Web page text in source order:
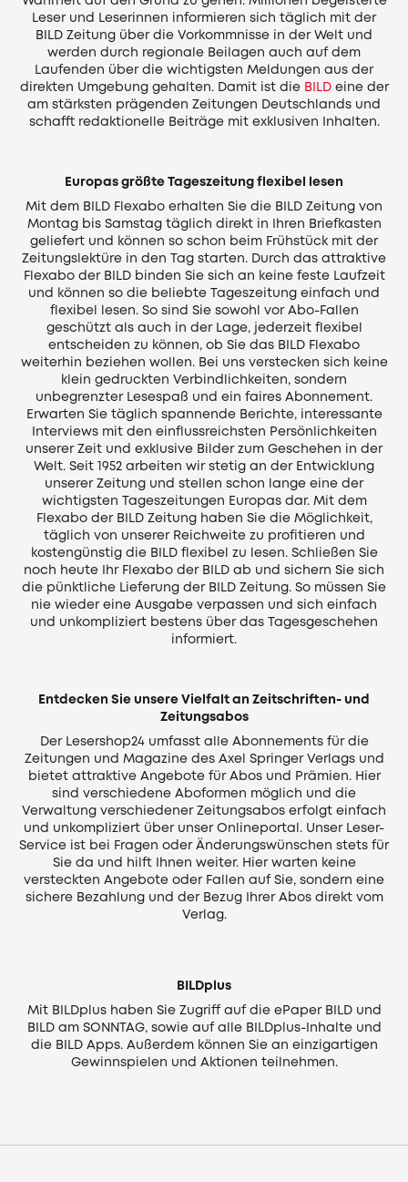
Leser und Leserinnen informieren sich täglich mit der
BILD Zeitung über die Vorkommnisse in der Welt und
werden durch regionale Beilagen auch auf dem
Laufenden über die wichtigsten Meldungen aus der
direkten Umgebung gehalten. Damit ist die BILDeine der
am stärksten prägenden Zeitungen Deutschlands und
schafft redaktionelle Beiträge mit exklusiven Inhalten.
Europas größte Tageszeitung flexibel lesen
Mit dem BILD Flexabo erhalten Sie die BILD Zeitung von
Montag bis Samstag täglich direkt in Ihren Briefkasten
geliefert und können so schon beim Frühstück mit der
Zeitungslektüre in den Tag starten. Durch das attraktive
Flexabo der BILD binden Sie sich an keine feste Laufzeit
und können so die beliebte Tageszeitung einfach und
flexibel lesen. So sind Sie sowohl vor Abo-Fallen
geschützt als auch in der Lage, jederzeit flexibel
entscheiden zu können, ob Sie das BILD Flexabo
weiterhin beziehen wollen. Bei uns verstecken sich keine
klein gedruckten Verbindlichkeiten, sondern
unbegrenzter Lesespaß und ein faires Abonnement.
Erwarten Sie täglich spannende Berichte, interessante
Interviews mit den einflussreichsten Persönlichkeiten
unserer Zeit und exklusive Bilder zum Geschehen in der
Welt. Seit 1952 arbeiten wir stetig an der Entwicklung
unserer Zeitung und stellen schon lange eine der
wichtigsten Tageszeitungen Europas dar. Mit dem
Flexabo der BILD Zeitung haben Sie die Möglichkeit,
täglich von unserer Reichweite zu profitieren und
kostengünstig die BILD flexibel zu lesen. Schließen Sie
noch heute Ihr Flexabo der BILD ab und sichern Sie sich
die pünktliche Lieferung der BILD Zeitung. So müssen Sie
nie wieder eine Ausgabe verpassen und sich einfach
und unkompliziert bestens über das Tagesgeschehen
informiert.
Entdecken Sie unsere Vielfalt an Zeitschriften- und
Zeitungsabos
Der Lesershop24 umfasst alle Abonnements für die
Zeitungen und Magazine des Axel Springer Verlags und
bietet attraktive Angebote für Abos und Prämien. Hier
sind verschiedene Aboformen möglich und die
Verwaltung verschiedener Zeitungsabos erfolgt einfach
und unkompliziert über unser Onlineportal. Unser Leser-
Service ist bei Fragen oder Änderungswünschen stets für
Sie da und hilft Ihnen weiter. Hier warten keine
versteckten Angebote oder Fallen auf Sie, sondern eine
sichere Bezahlung und der Bezug Ihrer Abos direkt vom
Verlag.
BILDplus
Mit BILDplus haben Sie Zugriff auf die ePaper BILD und
BILD am SONNTAG, sowie auf alle BILDplus-Inhalte und
die BILD Apps. Außerdem können Sie an einzigartigen
Gewinnspielen und Aktionen teilnehmen.